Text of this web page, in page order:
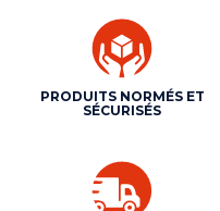
PRODUITS NORMÉS ET
SÉCURISÉS